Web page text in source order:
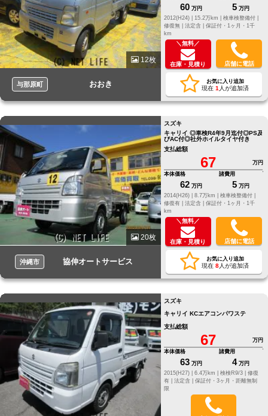
12枚
与那原町 おおき
60 万円 5 万円
2012(H24) |
15.2万km |
検車検整備付 |
修復無 | 法定含 | 保証付・1ヶ月・1千
km
＼無料／
在庫・見積り 店舗に電話
お気に入り追加
現在 1 人が追加済
20枚
沖縄市 協伸オートサービス
スズキ
キャリイ ◎車検R4年9月迄付◎PS及
びAC付◎社外ホイルタイヤ付き
支払総額
67
万円
本体価格
62 万円
諸費用
5 万円
2014(H26) |
8.7万km |
検車検整備付 |
修復有 | 法定含 | 保証付・1ヶ月・1千
km
＼無料／
在庫・見積り 店舗に電話
お気に入り追加
現在 8人が追加済
スズキ
キャリイ KCエアコンパワステ
支払総額
67
万円
本体価格
63 万円
諸費用
4 万円
2015(H27) |
6.4万km | 検検R9/3 | 修復
有 | 法定含 | 保証付・3ヶ月・距離無制
限